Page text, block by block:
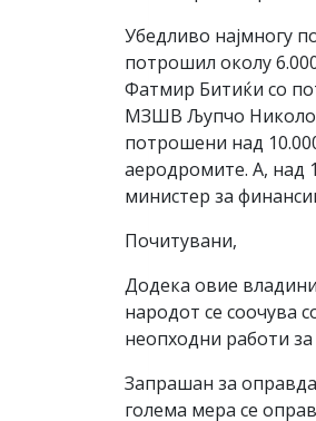
Убедливо најмногу
потрошил околу
Фатмир Битиќи со
МЗШВ Љупчо
потрошени над
аеродромите. А, над
министер за
Почитувани,
Додека овие
народот се соочува
неопходни работи
Запрашан за
голема мера се